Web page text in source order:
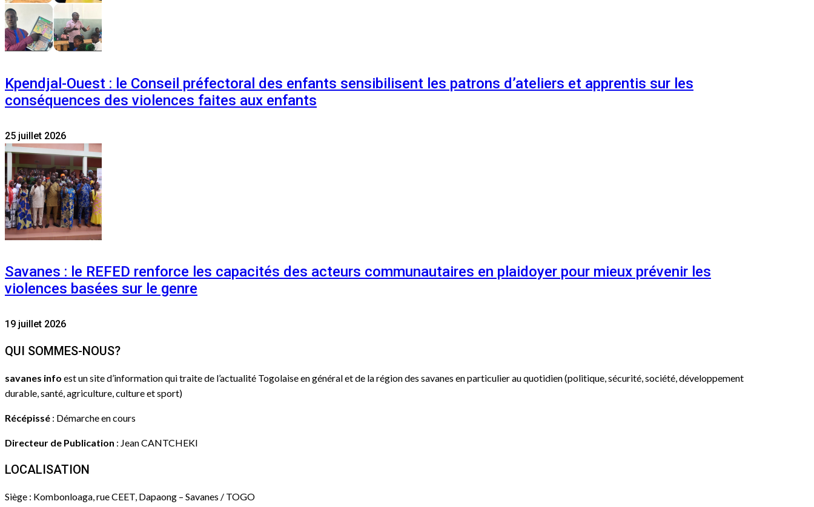
Kpendjal-Ouest : le Conseil préfectoral des enfants sensibilisent les patrons d’ateliers et apprentis sur les
conséquences des violences faites aux enfants
25 juillet 2026
Savanes : le REFED renforce les capacités des acteurs communautaires en plaidoyer pour mieux prévenir les
violences basées sur le genre
19 juillet 2026
QUI SOMMES-NOUS?
savanes info est un site d’information qui traite de l’actualité Togolaise en général et de la région des savanes en particulier au quotidien (politique, sécurité, société, développement
durable, santé, agriculture, culture et sport)
Récépissé : Démarche en cours
Directeur de Publication : Jean CANTCHEKI
LOCALISATION
Siège : Kombonloaga, rue CEET, Dapaong – Savanes / TOGO